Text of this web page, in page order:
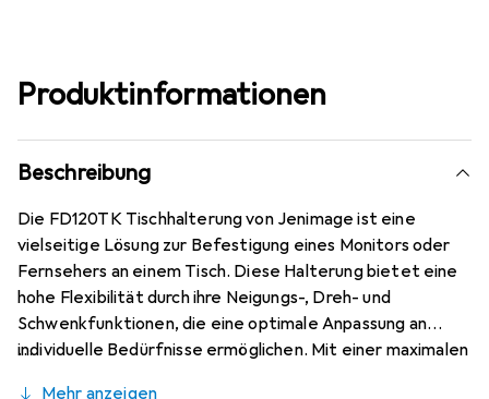
Produktinformationen
Beschreibung
Die FD120TK Tischhalterung von Jenimage ist eine
vielseitige Lösung zur Befestigung eines Monitors oder
Fernsehers an einem Tisch. Diese Halterung bietet eine
hohe Flexibilität durch ihre Neigungs-, Dreh- und
Schwenkfunktionen, die eine optimale Anpassung an
individuelle Bedürfnisse ermöglichen. Mit einer maximalen
Mehr anzeigen